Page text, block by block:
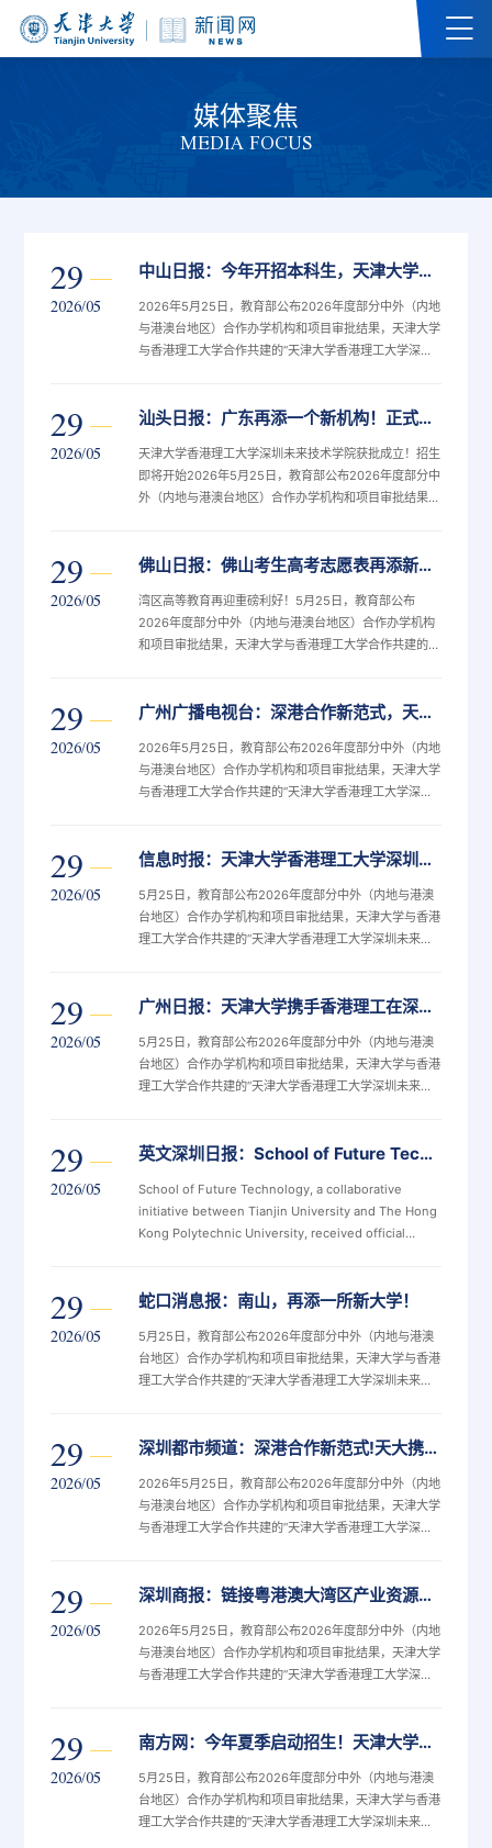
媒体聚焦
MEDIA FOCUS
29
2026/05
中山日报：今年开招本科生，天津大学香港理工大学深圳未来技术学院获批设立
2026年5月25日，教育部公布2026年度部分中外（内地
与港澳台地区）合作办学机构和项目审批结果，天津大学
与香港理工大学合作共建的“天津大学香港理工大学深圳
深圳大学城国际校区（一期）。
29
2026/05
汕头日报：广东再添一个新机构！正式启动招生
天津大学香港理工大学深圳未来技术学院获批成立！招生
即将开始2026年5月25日，教育部公布2026年度部分中
外（内地与港澳台地区）合作办学机构和项目审批结果，
立。
29
2026/05
佛山日报：佛山考生高考志愿表再添新选项！天大&香港理工，携手共建未来技术学院获批
湾区高等教育再迎重磅利好！5月25日，教育部公布
2026年度部分中外（内地与港澳台地区）合作办学机构
和项目审批结果，天津大学与香港理工大学合作共建的
专业招生。聚焦前沿领域，学科建设布局未来产业赛道。
29
2026/05
广州广播电视台：深港合作新范式，天津大学香港理工大学深圳未来技术学院，获批！
2026年5月25日，教育部公布2026年度部分中外（内地
与港澳台地区）合作办学机构和项目审批结果，天津大学
与香港理工大学合作共建的“天津大学香港理工大学深圳
29
2026/05
信息时报：天津大学香港理工大学深圳未来技术学院正式获批设立，今年启动首批本科招生
5月25日，教育部公布2026年度部分中外（内地与港澳
台地区）合作办学机构和项目审批结果，天津大学与香港
理工大学合作共建的“天津大学香港理工大学深圳未来技
29
2026/05
广州日报：天津大学携手香港理工在深圳共建未来技术学院！
5月25日，教育部公布2026年度部分中外（内地与港澳
台地区）合作办学机构和项目审批结果，天津大学与香港
理工大学合作共建的“天津大学香港理工大学深圳未来技
29
2026/05
英文深圳日报：School of Future Technology approved for enrollment
School of Future Technology, a collaborative
initiative between Tianjin University and The Hong
Kong Polytechnic University, received official
29
2026/05
蛇口消息报：南山，再添一所新大学！
5月25日，教育部公布2026年度部分中外（内地与港澳
台地区）合作办学机构和项目审批结果，天津大学与香港
理工大学合作共建的“天津大学香港理工大学深圳未来技
生。
29
2026/05
深圳都市频道：深港合作新范式!天大携手香港理工共建未来技术学院
2026年5月25日，教育部公布2026年度部分中外（内地
与港澳台地区）合作办学机构和项目审批结果，天津大学
与香港理工大学合作共建的“天津大学香港理工大学深圳
29
2026/05
深圳商报：链接粤港澳大湾区产业资源，天津大学携手香港理工共建未来技术学院
2026年5月25日，教育部公布2026年度部分中外（内地
与港澳台地区）合作办学机构和项目审批结果，天津大学
与香港理工大学合作共建的“天津大学香港理工大学深圳
29
2026/05
南方网：今年夏季启动招生！天津大学香港理工大学深圳未来技术学院获批
5月25日，教育部公布2026年度部分中外（内地与港澳
台地区）合作办学机构和项目审批结果，天津大学与香港
理工大学合作共建的“天津大学香港理工大学深圳未来技